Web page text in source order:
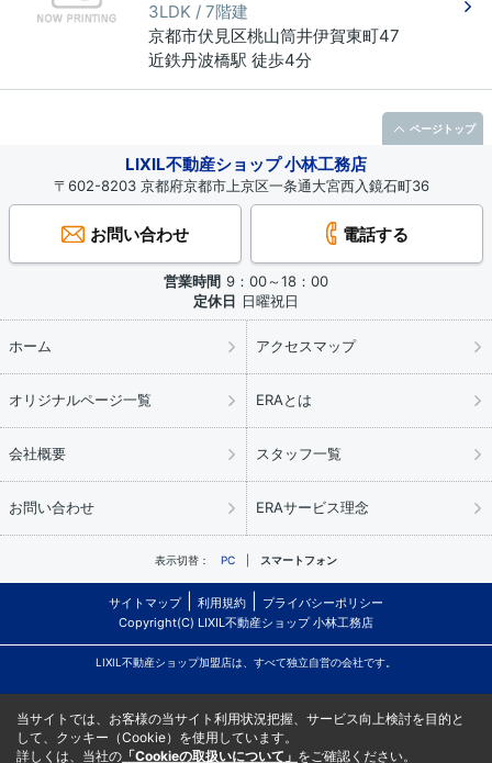
3LDK / 7階建
京都市伏見区桃山筒井伊賀東町47
近鉄丹波橋駅 徒歩4分
LIXIL不動産ショップ 小林工務店
〒602-8203 京都府京都市上京区一条通大宮西入鏡石町36
お問い合わせ 電話する
営業時間 9：00～18：00
定休日 日曜祝日
ホーム アクセスマップ
オリジナルページ一覧 ERAとは
会社概要 スタッフ一覧
お問い合わせ ERAサービス理念
表示切替： PC スマートフォン
サイトマップ 利用規約
プライバシーポリシー
Copyright(C) LIXIL不動産ショップ 小林工務店
LIXIL不動産ショップ加盟店は、すべて独立自営の会社です。
ページトップ
当サイトでは、お客様の当サイト利用状況把握、サービス向上検討を目的と
して、クッキー（Cookie）を使用しています。
詳しくは、当社の 「Cookieの取扱いについて」 をご確認ください。